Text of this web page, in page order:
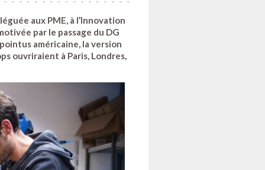
aux PME, à l’Innovation
par le passage du DG
américaine, la version
ouvriraient à Paris, Londres,
basé à Gennevilliers,
Hart) avec la découpe